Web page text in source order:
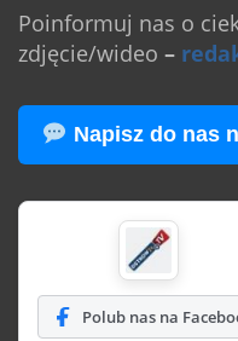
Poinformuj nas o
zdjęcie/wideo –
Napisz do nas
Polub nas na